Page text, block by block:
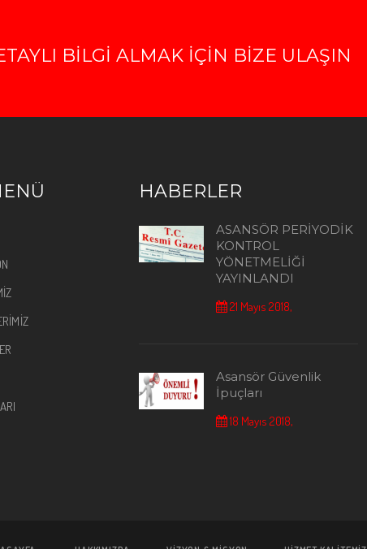
BİLGİ ALMAK İÇİN BİZE ULAŞIN
HABERLER
ASANSÖR PERİYODİK
KONTROL
YÖNETMELİĞİ
YAYINLANDI
21 Mayıs 2018,
Asansör Güvenlik
İpuçları
18 Mayıs 2018,